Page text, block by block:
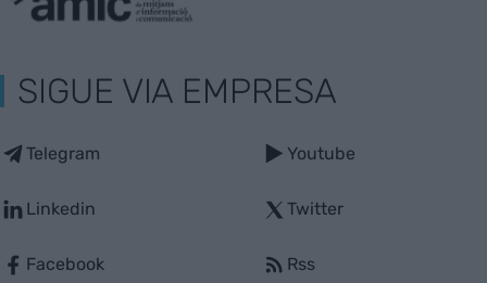
SIGUE VIA EMPRESA
Telegram
Linkedin
Facebook
Youtube
Twitter
Rss